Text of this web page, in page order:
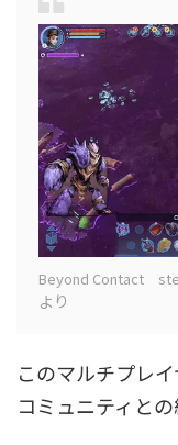
Beyond Contact
より
このマルチプレイ
コミュニティと